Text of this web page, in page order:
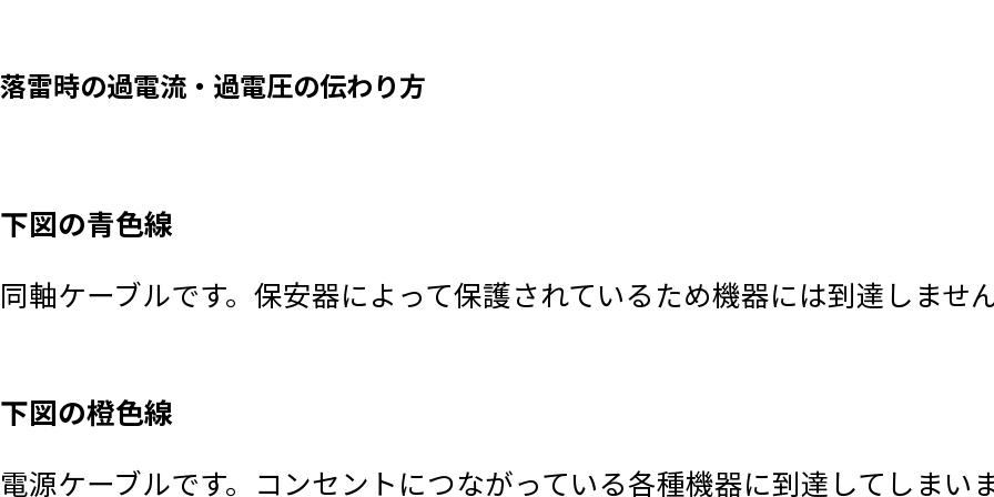
落雷時の過電流・過電圧の伝わり方
下図の青色線
同軸ケーブルです。保安器によって保護されているため機器には到達しません
下図の橙色線
電源ケーブルです。コンセントにつながっている各種機器に到達してしまいま